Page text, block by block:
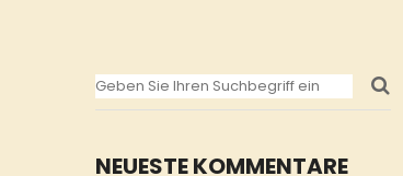
NEUESTE KOMMENTARE